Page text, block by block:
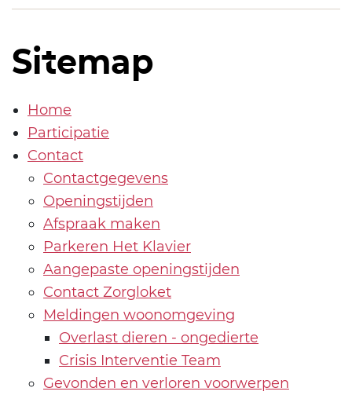
Sitemap
Home
Participatie
Contact
Contactgegevens
Openingstijden
Afspraak maken
Parkeren Het Klavier
Aangepaste openingstijden
Contact Zorgloket
Meldingen woonomgeving
Overlast dieren - ongedierte
Crisis Interventie Team
Gevonden en verloren voorwerpen